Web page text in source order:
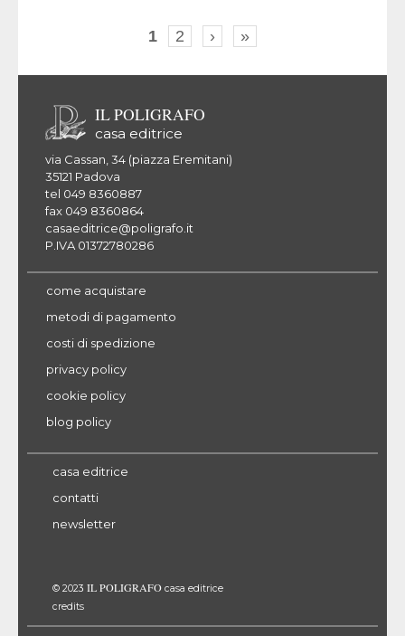
1 2 › »
IL POLIGRAFO
casa editrice
via Cassan, 34 (piazza Eremitani)
35121 Padova
tel 049 8360887
fax 049 8360864
casaeditrice@poligrafo.it
P.IVA 01372780286
come acquistare
metodi di pagamento
costi di spedizione
privacy policy
cookie policy
blog policy
casa editrice
contatti
newsletter
© 2023 IL POLIGRAFO casa editrice
credits